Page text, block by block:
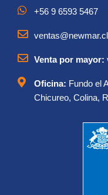
+56 9 6593 5467
ventas@newmar.cl
Venta por mayor:
Oficina: Fundo el
Chicureo, Colina,